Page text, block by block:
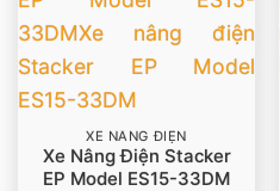
XE NÂNG ĐIỆN
Xe Nâng Điện Stacker
EP Model ES15-33DM